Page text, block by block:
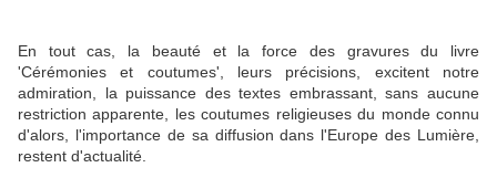
En tout cas, la beauté et la force des gravures du livre
'Cérémonies et coutumes', leurs précisions, excitent notre
admiration, la puissance des textes embrassant, sans aucune
restriction apparente, les coutumes religieuses du monde connu
d'alors, l'importance de sa diffusion dans l'Europe des Lumière,
restent d'actualité.